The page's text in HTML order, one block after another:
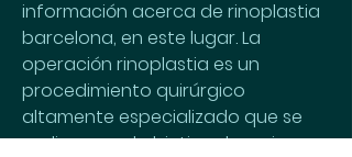
información acerca de rinoplastia
barcelona, en este lugar. La
operación rinoplastia es un
procedimiento quirúrgico
altamente especializado que se
realiza con el objetivo de mejorar